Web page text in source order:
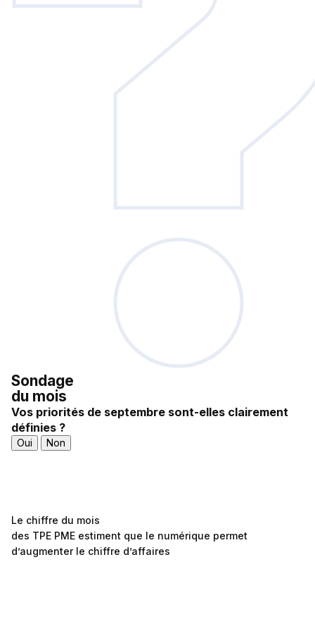
Sondage
du mois
Vos priorités de septembre sont-elles clairement
définies ?
Oui Non
Le chiffre du mois
des TPE PME estiment que le numérique permet
d’augmenter le chiffre d’affaires